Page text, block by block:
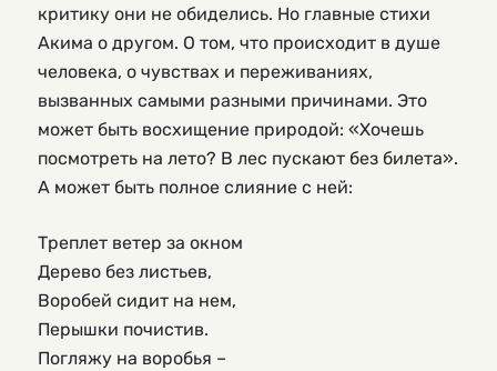
критику они не обиделись. Но главные стихи
Акима о другом. О том, что происходит в душе
человека, о чувствах и переживаниях,
вызванных самыми разными причинами. Это
может быть восхищение природой: «Хочешь
посмотреть на лето? В лес пускают без билета».
А может быть полное слияние с ней:
Треплет ветер за окном
Дерево без листьев,
Воробей сидит на нем,
Перышки почистив.
Погляжу на воробья –